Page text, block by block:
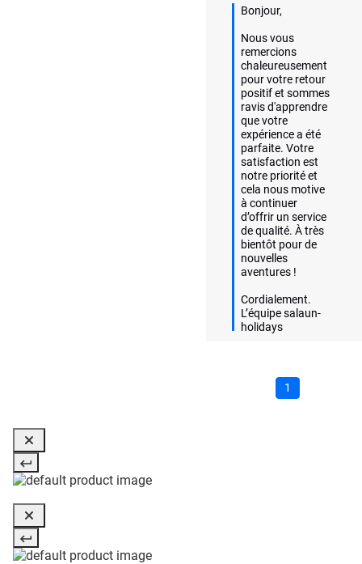
Bonjour,
Nous vous
remercions
chaleureusement
pour votre retour
positif et sommes
ravis d'apprendre
que votre
expérience a été
parfaite. Votre
satisfaction est
notre priorité et
cela nous motive
à continuer
d’offrir un service
de qualité. À très
bientôt pour de
nouvelles
aventures !
Cordialement.
L’équipe salaun-
holidays
1